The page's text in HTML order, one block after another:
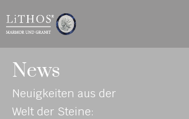
HOME
LIVE CHAT
WARENVERFOLGUNG
News
Neuigkeiten aus der
Welt der Steine: